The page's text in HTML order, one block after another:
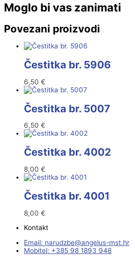
Moglo bi vas zanimati
Povezani proizvodi
Čestitka br. 5906
6,50 €
Čestitka br. 5007
6,50 €
Čestitka br. 4002
8,00 €
Čestitka br. 4001
8,00 €
Kontakt
Email:
rh.tsm-sulegna
@ebzduran
Mobitel: +385 98 1893 948